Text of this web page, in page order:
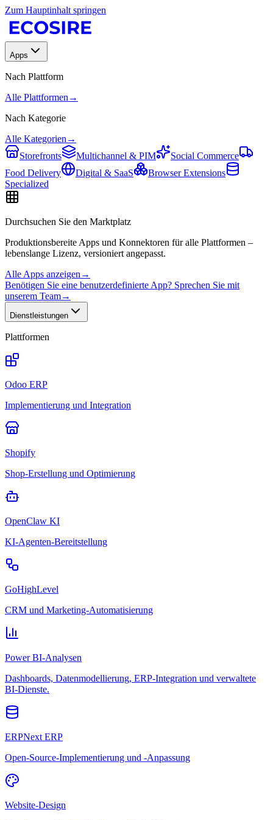
Zum Hauptinhalt springen
Apps
Nach Plattform
Alle Plattformen →
Nach Kategorie
Alle Kategorien →
Storefronts
Multichannel & PIM
Social Commerce
Food Delivery
Digital & SaaS
Browser Extensions
Specialized
Durchsuchen Sie den Marktplatz
Produktionsbereite Apps und Konnektoren für alle Plattformen –
lebenslange Lizenz, versioniert angepasst.
Alle Apps anzeigen →
Benötigen Sie eine benutzerdefinierte App? Sprechen Sie mit
unserem Team→
Dienstleistungen
Plattformen
Odoo ERP
Implementierung und Integration
Shopify
Shop-Erstellung und Optimierung
OpenClaw KI
KI-Agenten-Bereitstellung
GoHighLevel
CRM und Marketing-Automatisierung
Power BI-Analysen
Dashboards, Datenmodellierung, ERP-Integration und verwaltete
BI-Dienste.
ERPNext ERP
Open-Source-Implementierung und -Anpassung
Website-Design